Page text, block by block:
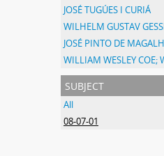
JOSÉ TUGÚES I CURIÁ
WILHELM GUSTAV
JOSÉ PINTO DE
subject
All
08-07-01